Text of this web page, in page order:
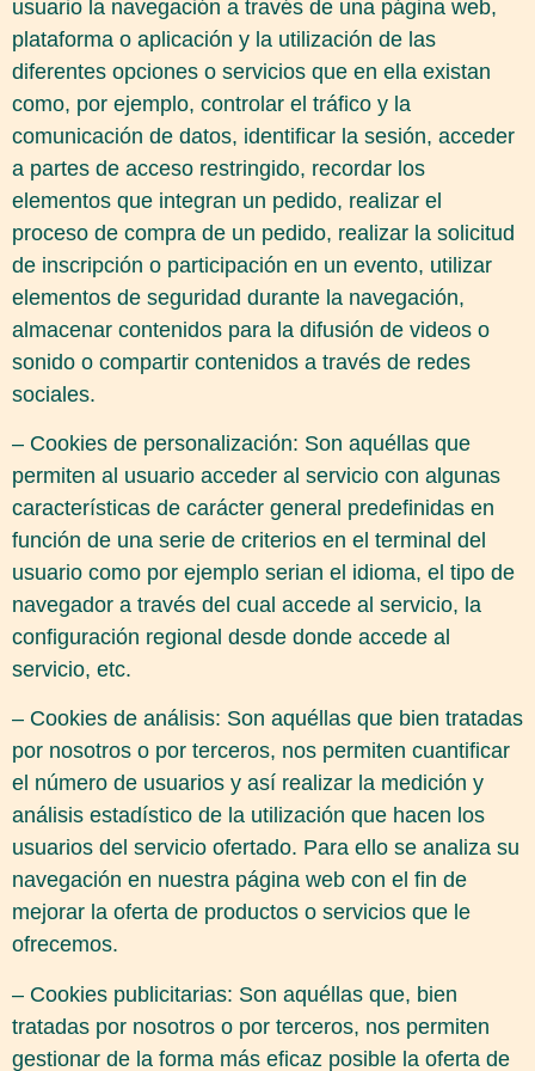
usuario la navegación a través de una página web,
plataforma o aplicación y la utilización de las
diferentes opciones o servicios que en ella existan
como, por ejemplo, controlar el tráfico y la
comunicación de datos, identificar la sesión, acceder
a partes de acceso restringido, recordar los
elementos que integran un pedido, realizar el
proceso de compra de un pedido, realizar la solicitud
de inscripción o participación en un evento, utilizar
elementos de seguridad durante la navegación,
almacenar contenidos para la difusión de videos o
sonido o compartir contenidos a través de redes
sociales.
– Cookies de personalización: Son aquéllas que
permiten al usuario acceder al servicio con algunas
características de carácter general predefinidas en
función de una serie de criterios en el terminal del
usuario como por ejemplo serian el idioma, el tipo de
navegador a través del cual accede al servicio, la
configuración regional desde donde accede al
servicio, etc.
– Cookies de análisis: Son aquéllas que bien tratadas
por nosotros o por terceros, nos permiten cuantificar
el número de usuarios y así realizar la medición y
análisis estadístico de la utilización que hacen los
usuarios del servicio ofertado. Para ello se analiza su
navegación en nuestra página web con el fin de
mejorar la oferta de productos o servicios que le
ofrecemos.
– Cookies publicitarias: Son aquéllas que, bien
tratadas por nosotros o por terceros, nos permiten
gestionar de la forma más eficaz posible la oferta de